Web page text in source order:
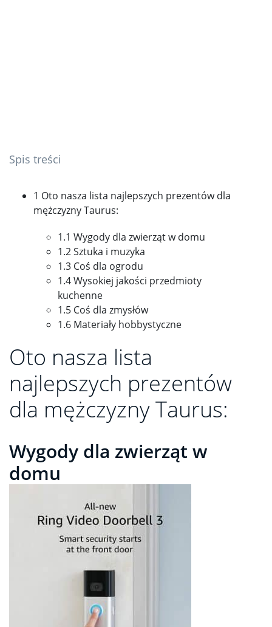
Spis treści
1 Oto nasza lista najlepszych prezentów dla
mężczyzny Taurus:
1.1 Wygody dla zwierząt w domu
1.2 Sztuka i muzyka
1.3 Coś dla ogrodu
1.4 Wysokiej jakości przedmioty
kuchenne
1.5 Coś dla zmysłów
1.6 Materiały hobbystyczne
Oto nasza lista
najlepszych prezentów
dla mężczyzny Taurus:
Wygody dla zwierząt w
domu